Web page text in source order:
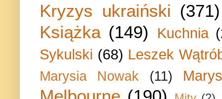
Kryzys ukraiński (371)
Książka (149) Kuchnia
Sykulski (68) Leszek
Marysia Nowak (11)